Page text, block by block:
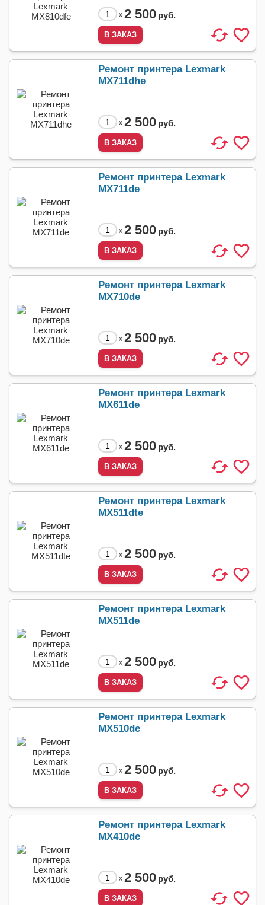
x 2 500 руб.
Ремонт принтера Lexmark
MX711dhe
x 2 500 руб.
Ремонт принтера Lexmark
MX711de
x 2 500 руб.
Ремонт принтера Lexmark
MX710de
x 2 500 руб.
Ремонт принтера Lexmark
MX611de
x 2 500 руб.
Ремонт принтера Lexmark
MX511dte
x 2 500 руб.
Ремонт принтера Lexmark
MX511de
x 2 500 руб.
Ремонт принтера Lexmark
MX510de
x 2 500 руб.
Ремонт принтера Lexmark
MX410de
x 2 500 руб.